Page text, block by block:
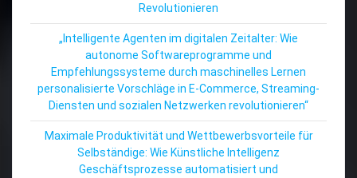
Revolutionieren
„Intelligente Agenten im digitalen Zeitalter: Wie
autonome Softwareprogramme und
Empfehlungssysteme durch maschinelles Lernen
personalisierte Vorschläge in E-Commerce, Streaming-
Diensten und sozialen Netzwerken revolutionieren“
Maximale Produktivität und Wettbewerbsvorteile für
Selbständige: Wie Künstliche Intelligenz
Geschäftsprozesse automatisiert und